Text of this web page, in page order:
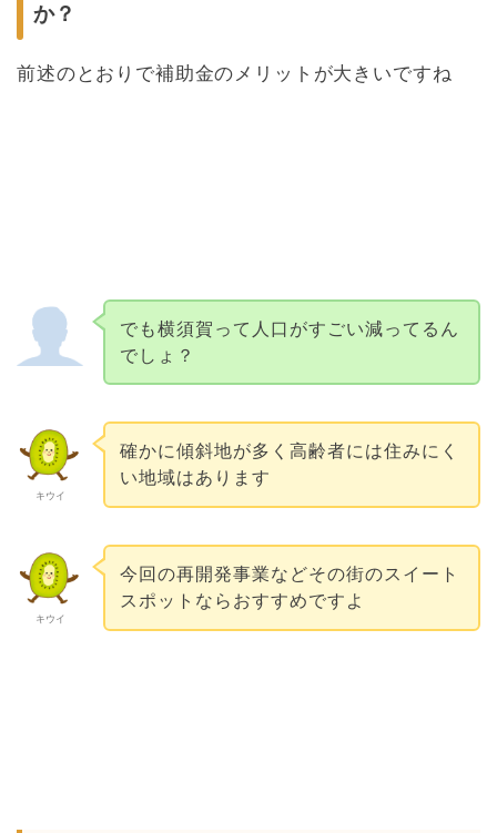
か？
前述のとおりで補助金のメリットが大きいですね
でも横須賀って人口がすごい減ってるん
でしょ？
キウイ
確かに傾斜地が多く高齢者には住みにく
い地域はあります
キウイ
今回の再開発事業などその街のスイート
スポットならおすすめですよ